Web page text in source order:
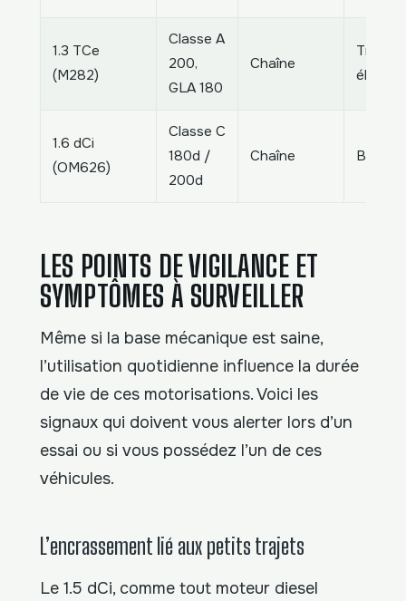
1.3 TCe
(M282)
Classe A
200,
GLA 180
Chaîne
Très
élevée
1.6 dCi
(OM626)
Classe C
180d /
200d
Chaîne Bonne
LES POINTS DE VIGILANCE ET
SYMPTÔMES À SURVEILLER
Même si la base mécanique est saine,
l’utilisation quotidienne influence la durée
de vie de ces motorisations. Voici les
signaux qui doivent vous alerter lors d’un
essai ou si vous possédez l’un de ces
véhicules.
L’encrassement lié aux petits trajets
Le 1.5 dCi, comme tout moteur diesel